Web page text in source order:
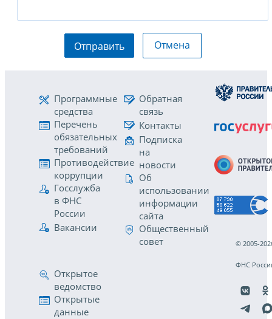
Отправить Отмена
Программные
средства
Перечень
обязательных
требований
Противодействие
коррупции
Госслужба
в ФНС
России
Вакансии
Обратная
связь
Контакты
Подписка
на
новости
Об
использовании
информации
сайта
Общественный
совет
Открытое
ведомство
Открытые
данные
© 2005-
ФНС